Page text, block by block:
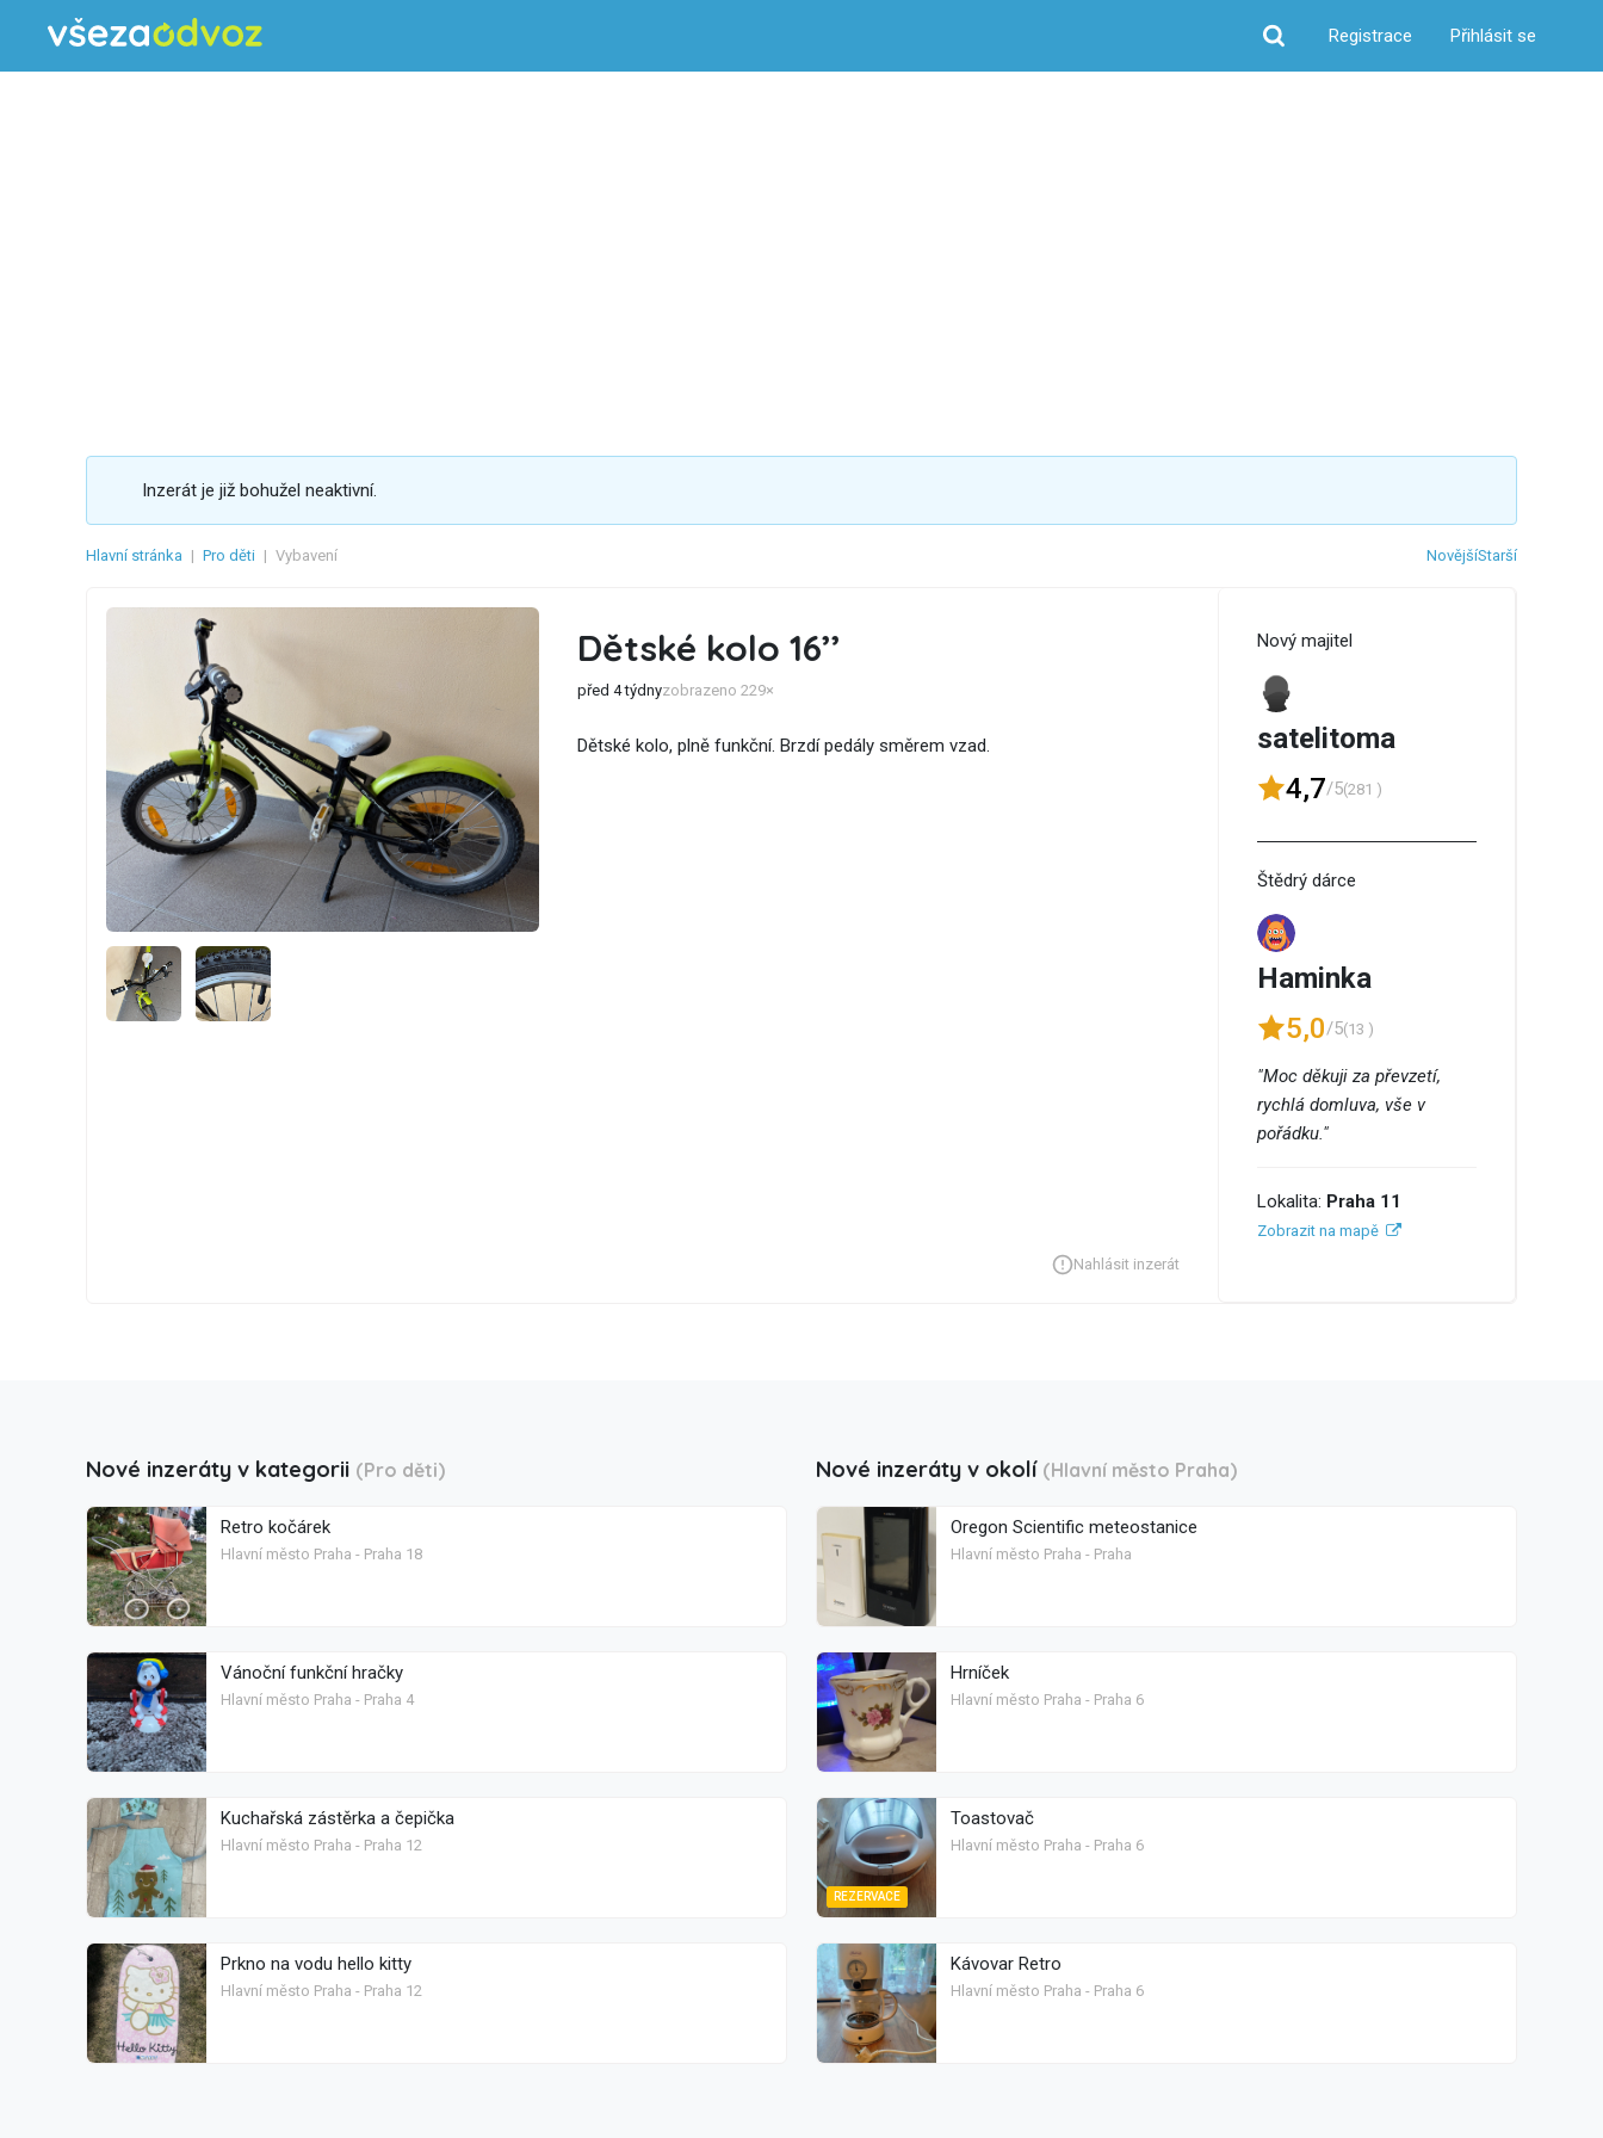
Hledat
Registrace Přihlásit se
Inzerát je již bohužel neaktivní.
Hlavní stránka | Pro děti | Vybavení NovějšíStarší
Dětské kolo 16’’
před 4 týdnyzobrazeno 229×
Dětské kolo, plně funkční. Brzdí pedály směrem vzad.
Nahlásit inzerát
Nový majitel
satelitoma
4,7/5(281 )
Štědrý dárce
Haminka
5,0/5(13 )
"Moc děkuji za převzetí,
rychlá domluva, vše v
pořádku."
Lokalita: Praha 11
Zobrazit na mapě
Nové inzeráty v kategorii (Pro děti)
Retro kočárek
Hlavní město Praha - Praha 18
Vánoční funkční hračky
Hlavní město Praha - Praha 4
Kuchařská zástěrka a čepička
Hlavní město Praha - Praha 12
Prkno na vodu hello kitty
Hlavní město Praha - Praha 12
Nové inzeráty v okolí (Hlavní město Praha)
Oregon Scientific meteostanice
Hlavní město Praha - Praha
Hrníček
Hlavní město Praha - Praha 6
REZERVACE
Toastovač
Hlavní město Praha - Praha 6
Kávovar Retro
Hlavní město Praha - Praha 6